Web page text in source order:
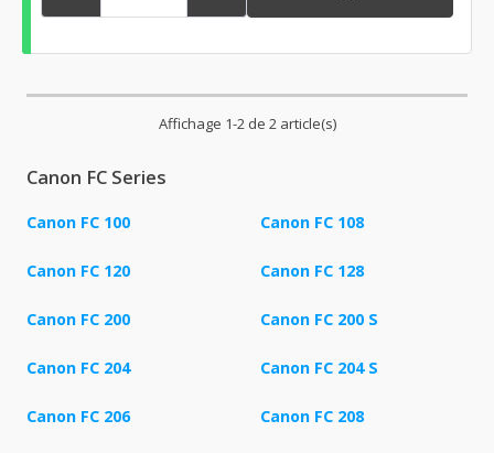
Affichage 1-2 de 2 article(s)
Canon FC Series
Canon FC 100 Canon FC 108
Canon FC 120 Canon FC 128
Canon FC 200 Canon FC 200 S
Canon FC 204 Canon FC 204 S
Canon FC 206 Canon FC 208